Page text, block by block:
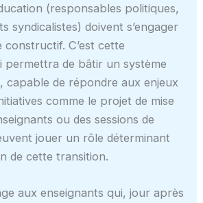
(responsables politiques,
syndicalistes) doivent s’engager
constructif. C’est cette
permettra de bâtir un système
capable de répondre aux enjeux
comme le projet de mise
ou des sessions de
jouer un rôle déterminant
de cette transition.
aux enseignants qui, jour après